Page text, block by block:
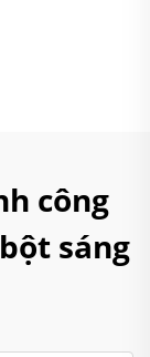
công
sáng